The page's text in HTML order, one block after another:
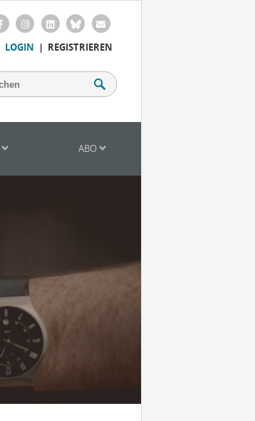
LOGIN | REGISTRIEREN
ABO